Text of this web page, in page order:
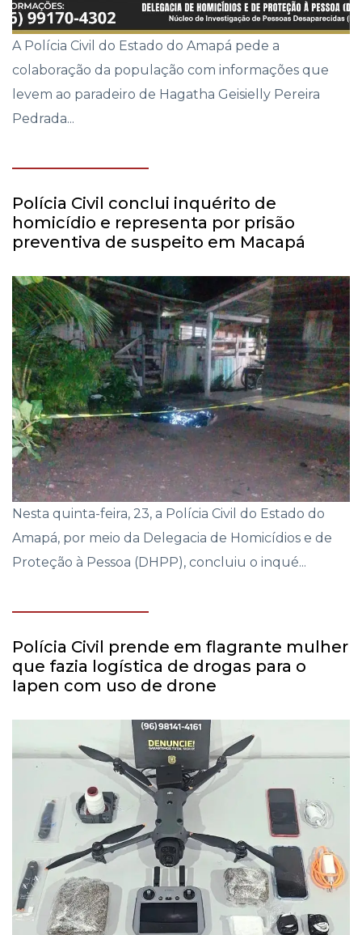
A Polícia Civil do Estado do Amapá pede a
colaboração da população com informações que
levem ao paradeiro de Hagatha Geisielly Pereira
Pedrada...
Polícia Civil conclui inquérito de
homicídio e representa por prisão
preventiva de suspeito em Macapá
Nesta quinta-feira, 23, a Polícia Civil do Estado do
Amapá, por meio da Delegacia de Homicídios e de
Proteção à Pessoa (DHPP), concluiu o inqué...
Polícia Civil prende em flagrante mulher
que fazia logística de drogas para o
Iapen com uso de drone